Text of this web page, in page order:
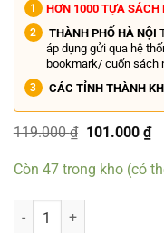
HƠN 1000 TỰA SÁCH
THÀNH PHỐ HÀ NỘI
áp dụng gửi qua hệ
bookmark/ cuốn sách
CÁC TỈNH THÀNH
119.000₫ Giá
119.000 ₫.
101.000 ₫Giá
Còn 47 trong kho (có
VUA DUY TÂN TRONG